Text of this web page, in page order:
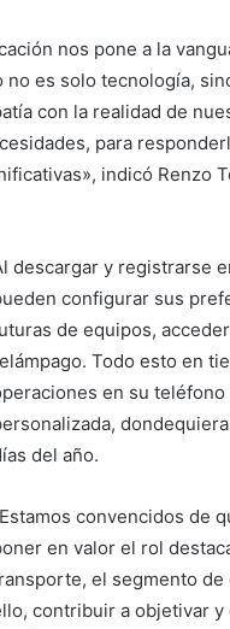
nos pone a la
es solo tecnología,
con la realidad de
para
indicó Renzo
descargar y registrarse
configurar sus
de equipos,
Todo esto en
en su
del año.
convencidos de
en valor el rol
el segmento de
contribuir a objetivar y